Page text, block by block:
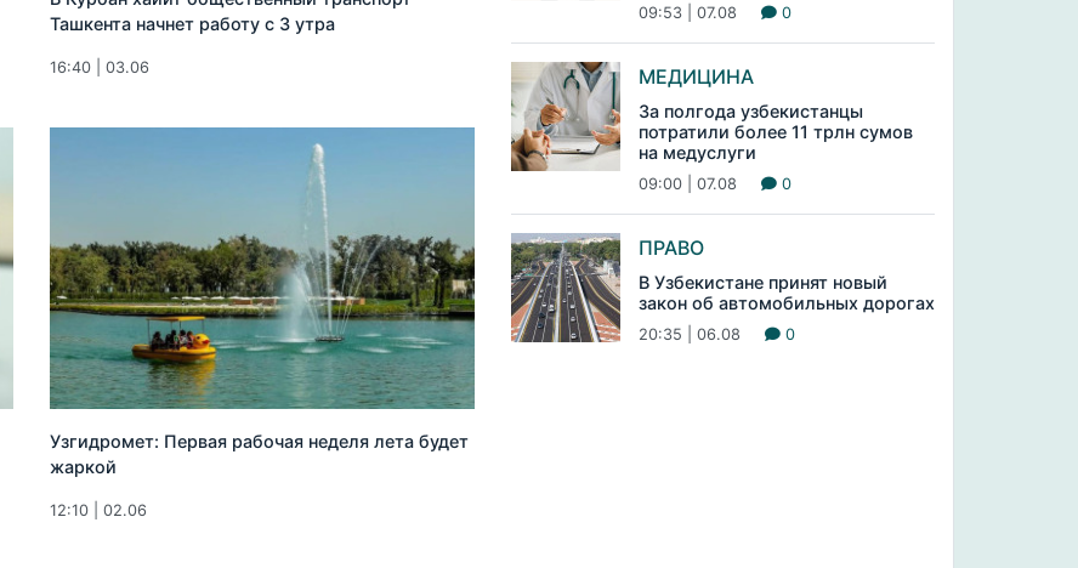
Ташкента начнет работу с 3 утра
16:40 | 03.06
Узгидромет: Первая рабочая неделя лета будет
жаркой
12:10 | 02.06
09:53 | 07.08 0
МЕДИЦИНА
За полгода узбекистанцы
потратили более 11 трлн сумов
на медуслуги
09:00 | 07.08 0
ПРАВО
В Узбекистане принят новый
закон об автомобильных дорогах
20:35 | 06.08 0